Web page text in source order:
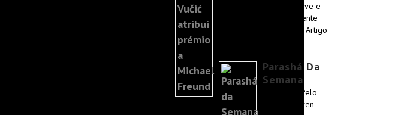
visitar Belgrado em breve e
encontrar-se pessoalmente
com o presidente Vučić. Artigo
original do Jerusalem …
Parashá Da
Semana
Mishpatim Pelo
rabino Reuven